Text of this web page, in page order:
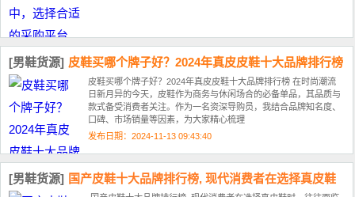
[男鞋货源] 皮鞋买哪个牌子好？2024年真皮皮鞋十大品牌排行榜
皮鞋买哪个牌子好？2024年真皮皮鞋十大品牌排行榜 在时尚潮流
日新月异的今天，皮鞋作为商务与休闲场合的必备单品，其品质与
款式备受消费者关注。作为一名资深导购员，我结合品牌知名度、
口碑、市场销量等因素，为大家精心梳理
发布日期：2024-11-13 09:43:40
[男鞋货源] 国产皮鞋十大品牌排行榜, 现代消费者在选择真皮鞋